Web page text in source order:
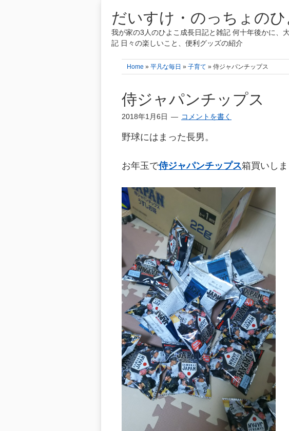
だいすけ・のっちょの
我が家の3人のひよこ成長日記と雑記 何十年後かに、
記 日々の楽しいこと、便利グッズの紹介
Home » 平凡な毎日 » 子育て » 侍ジャパンチップス
侍ジャパンチップス
2018年1月6日 コメントを書く
野球にはまった長男。
お年玉で侍ジャパンチップス箱買いし